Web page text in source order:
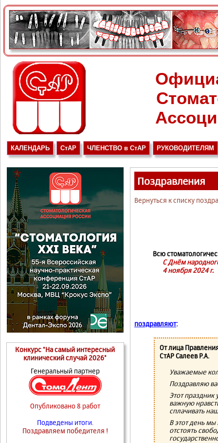
КАЛЕНДАРЬ СтАР ЧЛЕНСТВО в СтАР РУКОВОДИТЕЛЯМ
Конкурс "На самый интересный
клинический случай 2026"
Генеральный партнер
Опубликовано 8 работ
Подведены итоги.
Поздравляем победителя !
Поздравления
Вернуться к списку
Всю
С Днём
4 ноября 2024 г.
поздравляют:
От лица
СтАР Салеев Р.А.
Уважаемые
Поздравляю
Этот праздник
важную
сплачивать
В этот день
отстоять